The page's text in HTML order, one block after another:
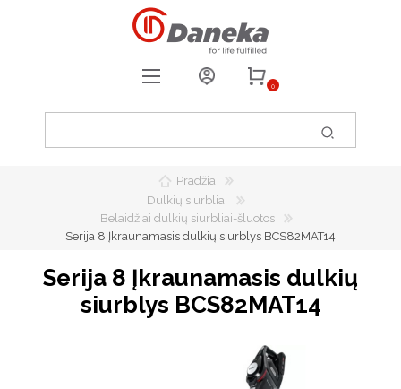
0
0
Pradžia
Dulkių siurbliai
Belaidžiai dulkių siurbliai-šluotos
Serija 8 Įkraunamasis dulkių siurblys BCS82MAT14
Serija 8 Įkraunamasis dulkių
siurblys BCS82MAT14